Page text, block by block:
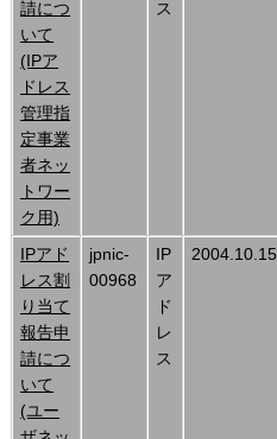
請につ
いて
(IPア
ドレス
管理指
定事業
者ネッ
トワー
ク用)
ス
IPアド
レス割
り当て
報告申
請につ
いて
(ユー
jpnic-
00968
IP
ア
ド
レ
ス
2004.10.15